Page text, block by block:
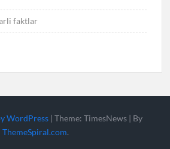
faktlar
WordPress | Theme: TimesNews | By
ThemeSpiral.com.